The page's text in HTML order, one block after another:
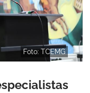
Foto: TCEMG